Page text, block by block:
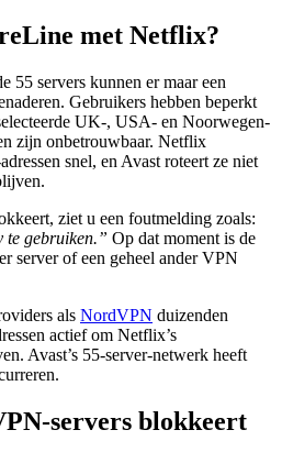
met Netflix?
55 servers kunnen er maar een
Gebruikers hebben beperkt
UK-, USA- en Noorwegen-
zijn onbetrouwbaar. Netflix
snel, en Avast roteert ze niet
ziet u een foutmelding zoals:
te gebruiken.” Op dat moment is de
server of een geheel ander VPN
als NordVPN duizenden
actief om Netflix’s
Avast’s 55-server-netwerk heeft
servers blokkeert